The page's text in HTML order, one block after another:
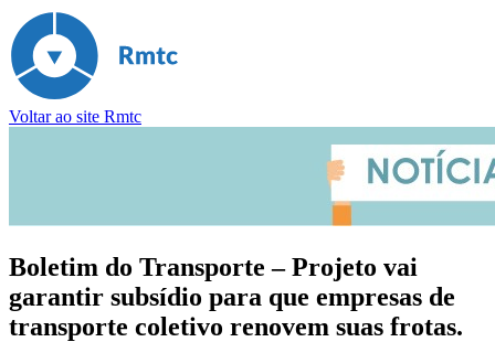
Voltar ao site Rmtc
Boletim do Transporte – Projeto vai
garantir subsídio para que empresas de
transporte coletivo renovem suas frotas.